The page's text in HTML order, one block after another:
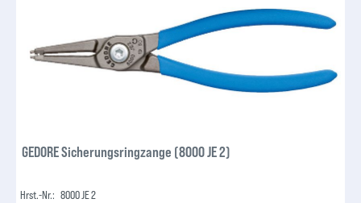
GEDORE Sicherungsringzange (8000 JE 2)
Hrst.-Nr.: 8000 JE 2